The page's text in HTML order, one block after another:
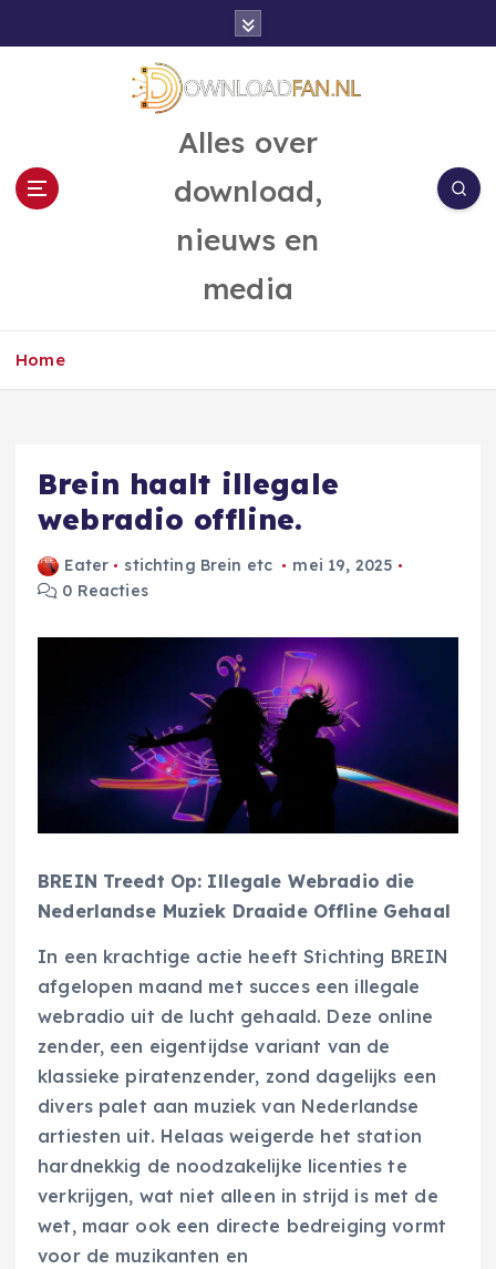
Alles over
download,
nieuws en
media
Home
Brein haalt illegale
webradio offline.
Eater stichting Brein etc
mei 19, 2025
0 Reacties
BREIN Treedt Op: Illegale Webradio die
Nederlandse Muziek Draaide Offline Gehaal
In een krachtige actie heeft Stichting BREIN
afgelopen maand met succes een illegale
webradio uit de lucht gehaald. Deze online
zender, een eigentijdse variant van de
klassieke piratenzender, zond dagelijks een
divers palet aan muziek van Nederlandse
artiesten uit. Helaas weigerde het station
hardnekkig de noodzakelijke licenties te
verkrijgen, wat niet alleen in strijd is met de
wet, maar ook een directe bedreiging vormt
voor de muzikanten en